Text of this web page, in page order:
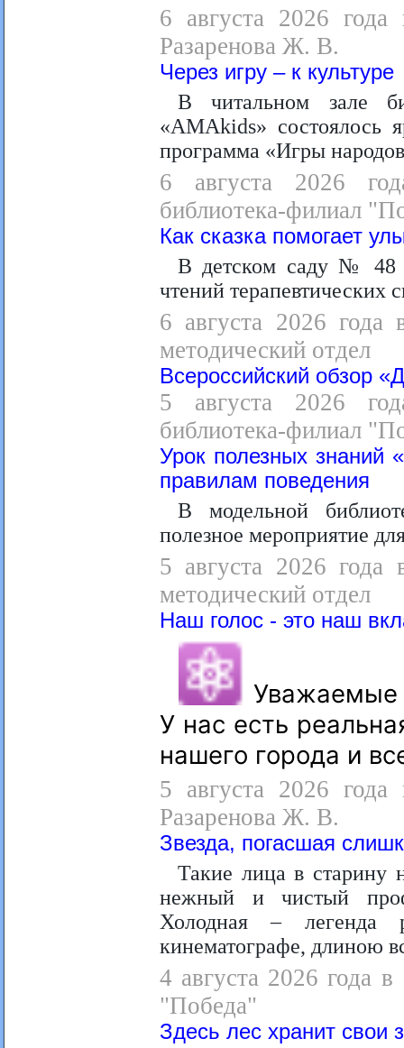
6 августа 2026 года
Разаренова Ж. В.
Через игру – к культуре
В читальном зале
«АМАkids» состоялось
программа «Игры
6 августа 2026
библиотека-филиал
Как сказка помогает
В детском саду № 48
чтений терапевтических
6 августа 2026 года
методический отдел
Всероссийский обзор
5 августа 2026
библиотека-филиал
Урок полезных знаний
правилам поведения
В модельной
полезное мероприятие
5 августа 2026 года
методический отдел
Наш голос - это наш
Уважаемые
У нас есть
нашего города и
5 августа 2026 года
Разаренова Ж. В.
Звезда, погасшая
Такие лица в старину
нежный и чистый
Холодная – легенда
кинематографе, длиною
4 августа 2026 года
"Победа"
Здесь лес хранит свои